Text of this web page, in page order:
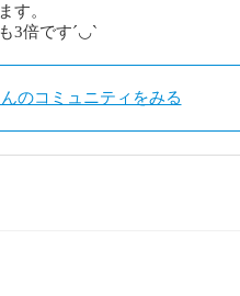
す。
3倍です´◡`
のコミュニティをみる